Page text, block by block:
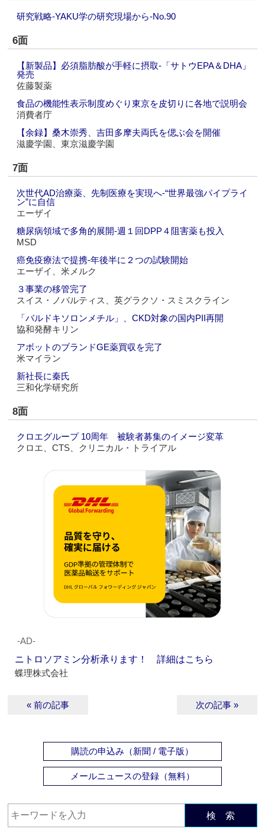
研究戦略‐YAKU学の研究現場から‐No.90
6面
【新製品】必須脂肪酸が手軽に摂取‐「サトウEPA＆DHA」
発売
佐藤製薬
食品の機能性表示制度めぐり東京を皮切りに各地で説明会
消費者庁
【余録】桑木崇秀、吉田多摩夫両氏を偲ぶ会を開催
滋慶学園、東京滋慶学園
7面
次世代AD治療薬、先制医療を実現へ‐“世界最強パイプライ
ン”に自信
エーザイ
糖尿病領域で多角的展開‐週１回DPP４阻害薬も投入
MSD
癌免疫療法で提携‐年後半に２つの試験開始
エーザイ、米メルク
３事業の移管完了
スイス・ノバルティス、英グラクソ・スミスクライン
「バルドキソロンメチル」、CKD対象の国内PII再開
協和発酵キリン
アボットのブランドGE薬買収を完了
米マイラン
新社長に秦氏
三和化学研究所
8面
クロエグループ 10周年 被験者募集のイメージ変革
クロエ、CTS、クリニカル・トライアル
‐AD‐
ニトロソアミン分析承ります！ 詳細はこちら
蝶理株式会社
« 前の記事 次の記事 »
購読の申込み（新聞 / 電子版）
メールニュースの登録（無料）
検 索